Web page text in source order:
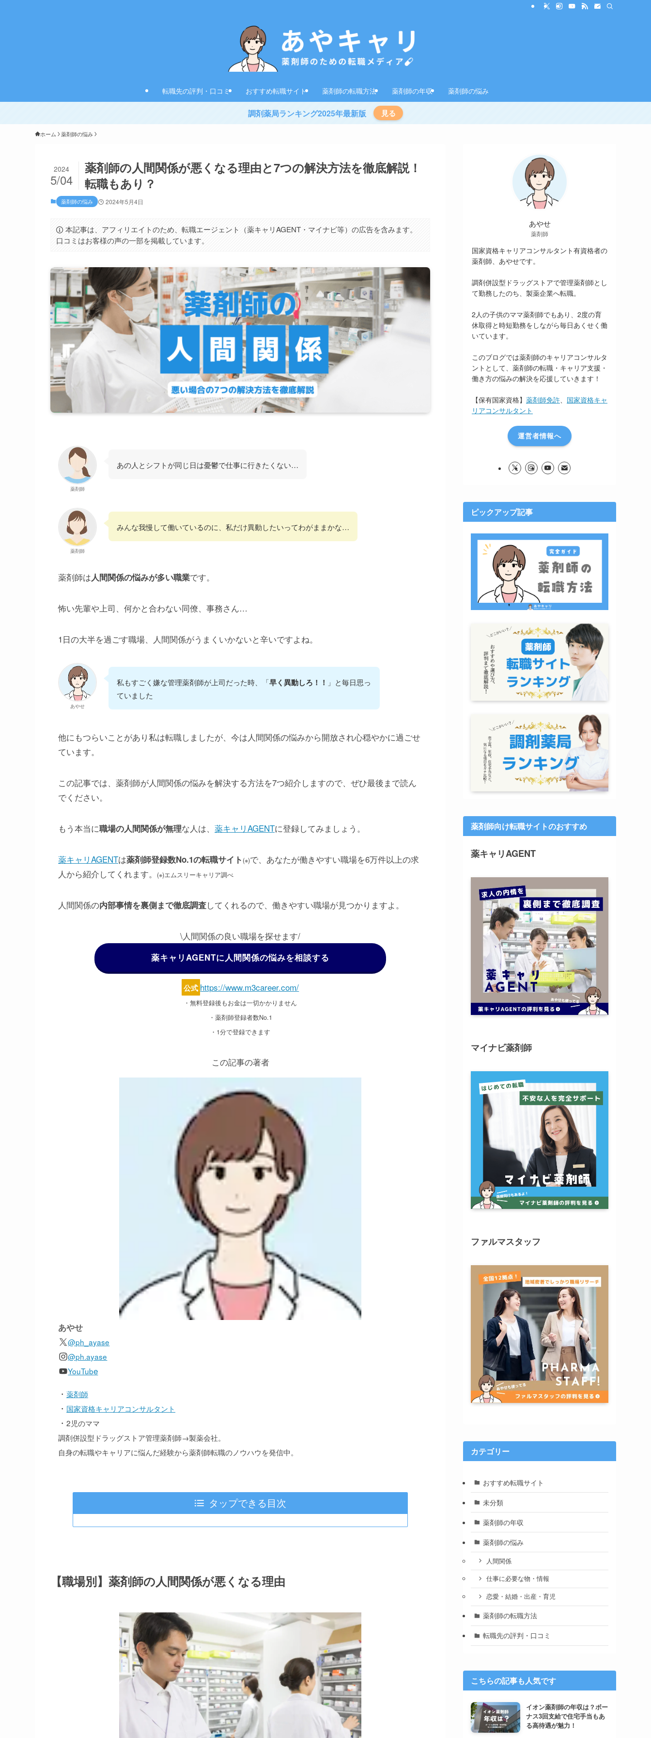
転職先の評判・口コミ おすすめ転職サイト 薬剤師の転職方法 薬剤師の年収 薬剤師の悩み
調剤薬局ランキング2025年最新版 見る
ホーム 薬剤師の悩み
薬剤師の人間関係が悪くなる理由と7つの解決方法を徹底解説！
転職もあり？
2024
5/04
薬剤師の悩み 2024年5月4日
本記事は、アフィリエイトのため、転職エージェント（薬キャリAGENT・マイナビ等）の広告を含みます。
口コミはお客様の声の一部を掲載しています。
薬剤師
あの人とシフトが同じ日は憂鬱で仕事に行きたくない…
薬剤師
みんな我慢して働いているのに、私だけ異動したいってわがままかな…
薬剤師は人間関係の悩みが多い職業です。
怖い先輩や上司、何かと合わない同僚、事務さん…
1日の大半を過ごす職場、人間関係がうまくいかないと辛いですよね。
あやせ
私もすごく嫌な管理薬剤師が上司だった時、「早く異動しろ！！ 」と毎日思っ
ていました
他にもつらいことがあり私は転職しましたが、今は人間関係の悩みから開放され心穏やかに過ごせ
ています。
この記事では、薬剤師が人間関係の悩みを解決する方法を7つ紹介しますので、ぜひ最後まで読ん
でください。
もう本当に職場の人間関係が無理な人は、 薬キャリAGENTに登録してみましょう。
薬キャリAGENTは薬剤師登録数No.1の転職サイト (※)で、あなたが働きやすい職場を6万件以上の求
人から紹介してくれます。
(※)エムスリーキャリア調べ
人間関係の内部事情を裏側まで徹底調査してくれるので、働きやすい職場が見つかりますよ。
\人間関係の良い職場を探せます/
薬キャリAGENTに人間関係の悩みを相談する
公式 https://www.m3career.com/
・無料登録後もお金は一切かかりません
・薬剤師登録者数No.1
・1分で登録できます
この記事の著者
あやせ
@ph_ayase
@ph.ayase
YouTube
・ 薬剤師
・ 国家資格キャリアコンサルタント
・ 2児のママ
調剤併設型ドラッグストア管理薬剤師→製薬会社。
自身の転職やキャリアに悩んだ経験から薬剤師転職のノウハウを発信中。
タップできる目次
【職場別】薬剤師の人間関係が悪くなる理由
あやせ
薬剤師
国家資格キャリアコンサルタント有資格者の
薬剤師、あやせです。
調剤併設型ドラッグストアで管理薬剤師とし
て勤務したのち、製薬企業へ転職。
2人の子供のママ薬剤師でもあり、2度の育
休取得と時短勤務をしながら毎日あくせく働
いています。
このブログでは薬剤師のキャリアコンサルタ
ントとして、薬剤師の転職・キャリア支援・
働き方の悩みの解決を応援していきます！
【保有国家資格】 薬剤師免許
国家資格キャ
リアコンサルタント
運営者情報へ
ピックアップ記事
薬剤師向け転職サイトのおすすめ
薬キャリAGENT
マイナビ薬剤師
ファルマスタッフ
カテゴリー
おすすめ転職サイト
未分類
薬剤師の年収
薬剤師の悩み
人間関係
仕事に必要な物・情報
恋愛・結婚・出産・育児
薬剤師の転職方法
転職先の評判・口コミ
こちらの記事も人気です
イオン薬剤師の年収は？ボー
ナス3回支給で住宅手当もあ
る高待遇が魅力！